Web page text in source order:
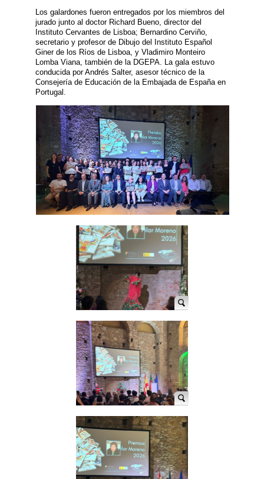
Los galardones fueron entregados por los miembros del
jurado junto al doctor Richard Bueno, director del
Instituto Cervantes de Lisboa; Bernardino Cerviño,
secretario y profesor de Dibujo del Instituto Español
Giner de los Ríos de Lisboa, y Vladimiro Monteiro
Lomba Viana, también de la DGEPA. La gala estuvo
conducida por Andrés Salter, asesor técnico de la
Consejería de Educación de la Embajada de España en
Portugal.